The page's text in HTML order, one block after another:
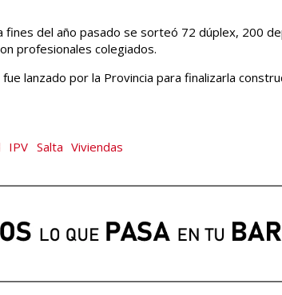
fines del año pasado se sorteó 72 dúplex, 200
profesionales colegiados.
fue lanzado por la Provincia para finalizarla
IPV Salta Viviendas